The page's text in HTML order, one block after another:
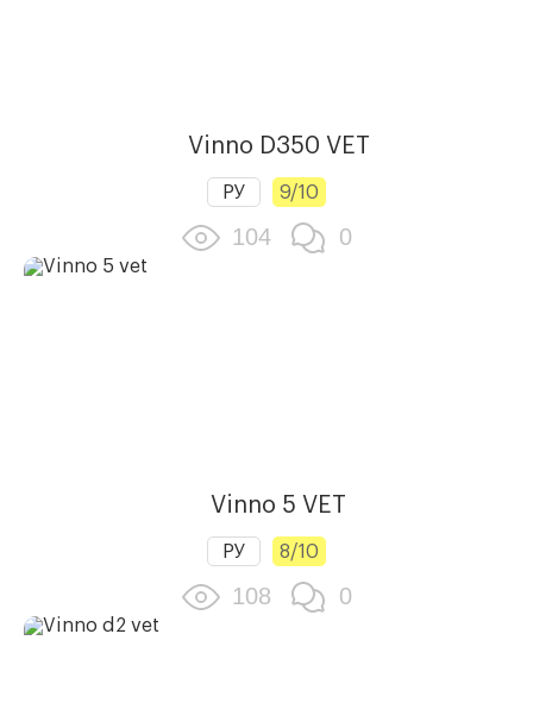
Vinno D350 VET
104 0
РУ 9/10
Vinno 5 VET
108 0
РУ 8/10